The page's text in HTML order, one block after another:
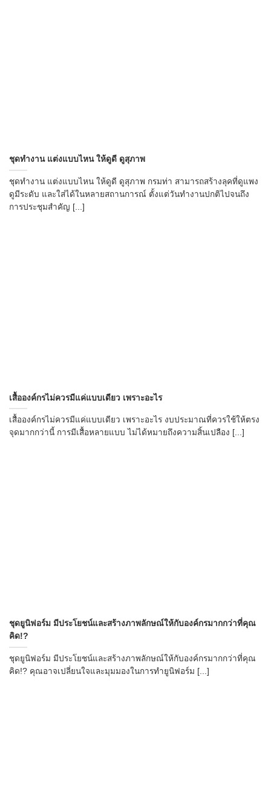
ชุดทำงาน แต่งแบบไหน ให้ดูดี ดูสุภาพ
ชุดทำงาน แต่งแบบไหน ให้ดูดี ดูสุภาพ กรมท่า สามารถสร้างลุคที่ดูแพง
ดูมีระดับ และใส่ได้ในหลายสถานการณ์ ตั้งแต่วันทำงานปกติไปจนถึง
การประชุมสำคัญ [...]
เสื้อองค์กรไม่ควรมีแค่แบบเดียว เพราะอะไร
เสื้อองค์กรไม่ควรมีแค่แบบเดียว เพราะอะไร งบประมาณที่ควรใช้ให้ตรง
จุดมากกว่านี้ การมีเสื้อหลายแบบ ไม่ได้หมายถึงความสิ้นเปลือง [...]
ชุดยูนิฟอร์ม มีประโยชน์และสร้างภาพลักษณ์ให้กับองค์กรมากกว่าที่คุณ
คิด!?
ชุดยูนิฟอร์ม มีประโยชน์และสร้างภาพลักษณ์ให้กับองค์กรมากกว่าที่คุณ
คิด!? คุณอาจเปลี่ยนใจและมุมมองในการทำยูนิฟอร์ม [...]